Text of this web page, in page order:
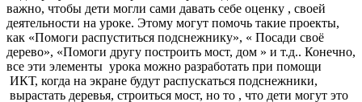
важно, чтобы дети могли сами давать себе оценку , своей
деятельности на уроке. Этому могут помочь такие проекты,
как «Помоги распуститься подснежнику», « Посади своё
дерево», «Помоги другу построить мост, дом » и т.д.. Конечно,
все эти элементы урока можно разработать при помощи
ИКТ, когда на экране будут распускаться подснежники,
вырастать деревья, строиться мост, но то , что дети могут это